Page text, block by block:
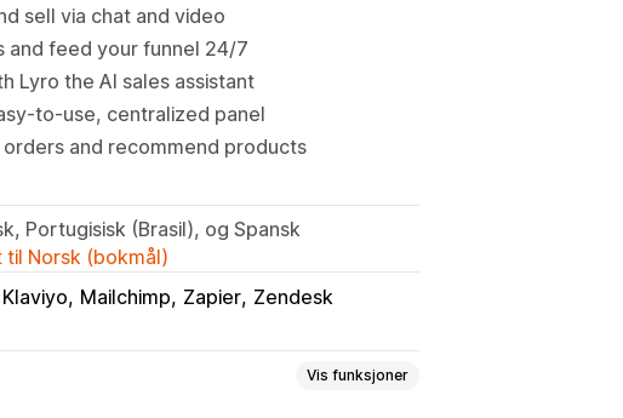
sell via chat and video
feed your funnel 24/7
Lyro the AI sales assistant
to-use, centralized panel
and recommend products
Portugisisk (Brasil), og Spansk
Norsk (bokmål)
Klaviyo Mailchimp Zapier Zendesk
Vis funksjoner